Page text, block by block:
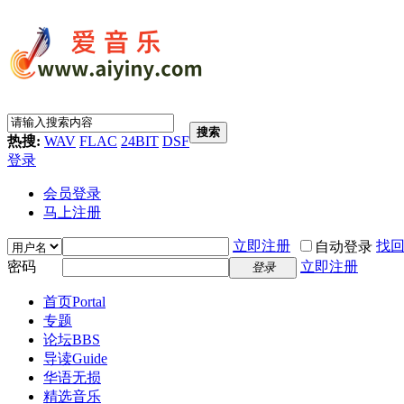
热搜: WAV FLAC 24BIT DSF
搜索
登录
会员登录
马上注册
立即注册 自动登录 找
密码
登录 立即注册
首页Portal
专题
论坛BBS
导读Guide
华语无损
精选音乐